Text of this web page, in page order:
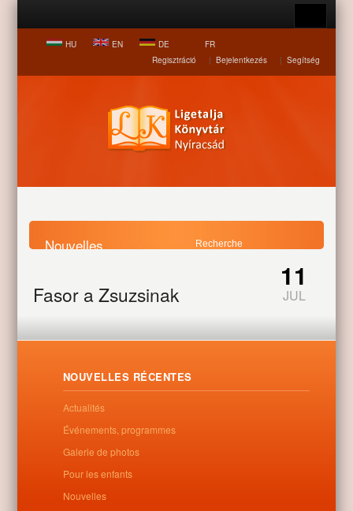
HU EN DE
FR
Regisztráció
| Bejelentkezés | Segítség
Nouvelles
Fasor a Zsuzsinak
Fasor a Zsuzsinak
ben mintegy 50 kilométer hosszúságban megépült Debrecen-
Letöltés
11
JUL
0
NOUVELLES RÉCENTES
Actualités
Événements, programmes
Galerie de photos
Pour les enfants
Nouvelles